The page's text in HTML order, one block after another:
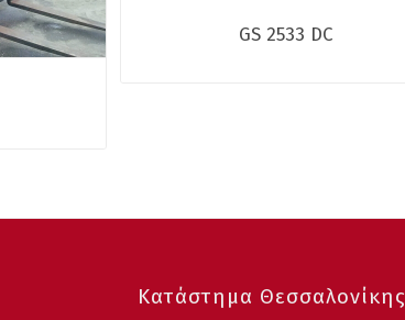
GS 2533 DC
Κατάστημα Θεσσαλονίκης